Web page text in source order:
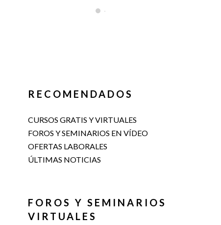
RECOMENDADOS
CURSOS GRATIS Y VIRTUALES
FOROS Y SEMINARIOS EN VÍDEO
OFERTAS LABORALES
ÚLTIMAS NOTICIAS
FOROS Y SEMINARIOS
VIRTUALES